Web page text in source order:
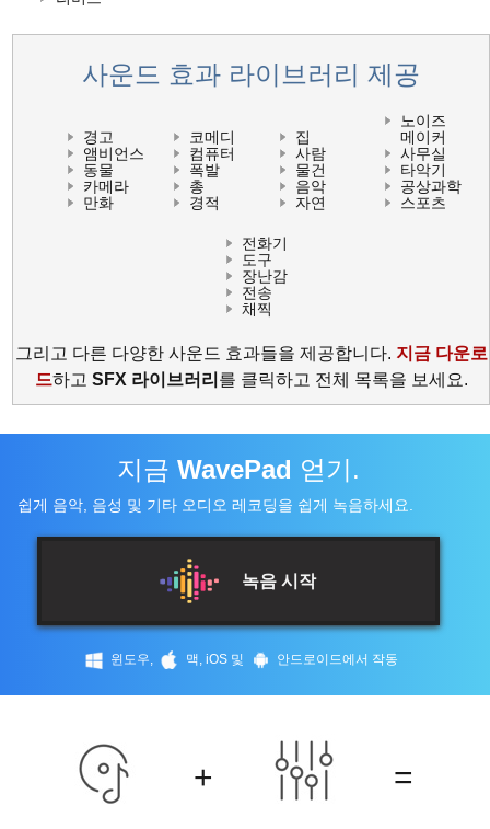
사운드 효과 라이브러리 제공
경고
앰비언스
동물
카메라
만화
코메디
컴퓨터
폭발
총
경적
집
사람
물건
음악
자연
노이즈
메이커
사무실
타악기
공상과학
스포츠
전화기
도구
장난감
전송
채찍
그리고 다른 다양한 사운드 효과들을 제공합니다. 지금 다운로
드하고 SFX 라이브러리 를 클릭하고 전체 목록을 보세요.
지금 WavePad 얻기.
쉽게 음악, 음성 및 기타 오디오 레코딩을 쉽게 녹음하세요.
녹음 시작
윈도우, 맥, iOS 및 안드로이드에서 작동
+ =